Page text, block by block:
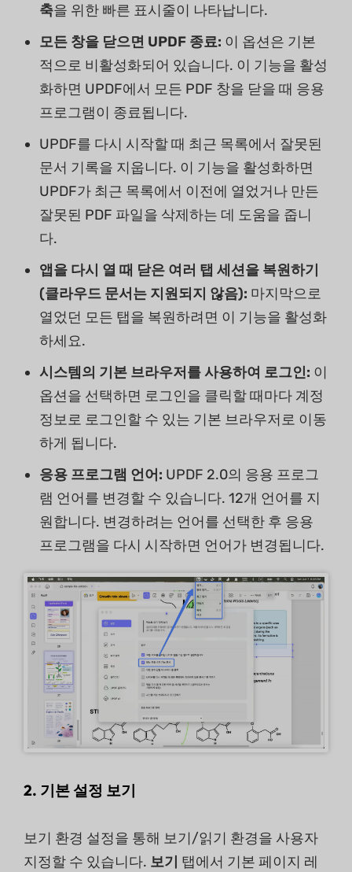
축을 위한 빠른 표시줄이 나타납니다.
모든 창을 닫으면 UPDF 종료: 이 옵션은 기본
적으로 비활성화되어 있습니다. 이 기능을 활성
화하면 UPDF에서 모든 PDF 창을 닫을 때 응용
프로그램이 종료됩니다.
UPDF를 다시 시작할 때 최근 목록에서 잘못된
문서 기록을 지웁니다. 이 기능을 활성화하면
UPDF가 최근 목록에서 이전에 열었거나 만든
잘못된 PDF 파일을 삭제하는 데 도움을 줍니
다.
앱을 다시 열 때 닫은 여러 탭 세션을 복원하기
(클라우드 문서는 지원되지 않음): 마지막으로
열었던 모든 탭을 복원하려면 이 기능을 활성화
하세요.
시스템의 기본 브라우저를 사용하여 로그인: 이
옵션을 선택하면 로그인을 클릭할 때마다 계정
정보로 로그인할 수 있는 기본 브라우저로 이동
하게 됩니다.
응용 프로그램 언어: UPDF 2.0의 응용 프로그
램 언어를 변경할 수 있습니다. 12개 언어를 지
원합니다. 변경하려는 언어를 선택한 후 응용
프로그램을 다시 시작하면 언어가 변경됩니다.
2. 기본 설정 보기
보기 환경 설정을 통해 보기/읽기 환경을 사용자
지정할 수 있습니다. 보기 탭에서 기본 페이지 레